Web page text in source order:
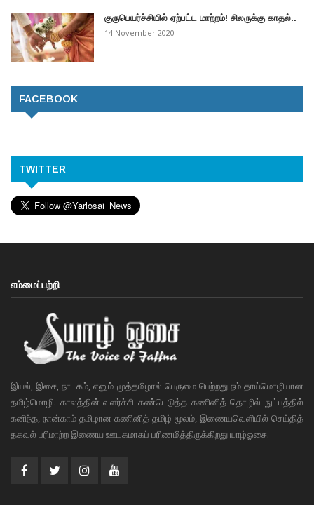
குருபெயர்ச்சியில் ஏற்பட்ட மாற்றம்! சிலருக்கு காதல்..
14 November 2020
FACEBOOK
TWITTER
எம்மைப்பற்றி
இயல், இசை, நாடகம், எனும் முத்தமிழால் பெருமை பெற்றது நம் தாய்மொழியான
தமிழ்மொழி. காலத்தின் வளர்ச்சி கண்டெடுத்த கணினித் தொழில் நுட்பத்தில்
கனிந்த, நான்காம் தமிழான கணினித் தமிழ் மூலம், இணையவெளியில் செய்தித்
தகவல் பரிமாற்ற இணைய ஊடகமாகப் பரிணமித்திருக்கிறது யாழ்ஓசை.